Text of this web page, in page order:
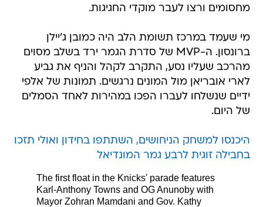
מחסומים ורצו לעבר מוקדי החגיגות.
מי שעמד במרכז תשומת הלב היה כמובן ג'יילן
ברונסון. ה-MVP של סדרת הגמר ירד בשלב מסוים
מהרכב שעליו נסע, התקרב לקהל והניף את גביע
לארי אובריאן מול המונים נרגשים. תמונות של אלפי
ידיים שנשלחו לעברו הפכו במהירות לאחד הסמלים
של היום.
היכנסו למשחק הניחושים, השתתפו בחידון ואולי תזכו
בחבילה זוגית לרבע גמר המונדיאל
The first float in the Knicks' parade features
Karl-Anthony Towns and OG Anunoby with
Mayor Zohran Mamdani and Gov. Kathy